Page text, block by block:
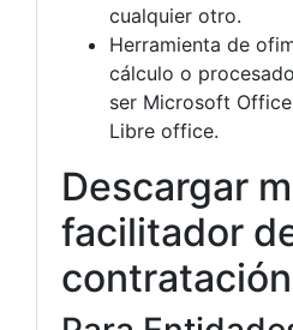
cualquier otro.
Herramienta de
cálculo o
ser Microsoft
Libre office.
Descargar
facilitador